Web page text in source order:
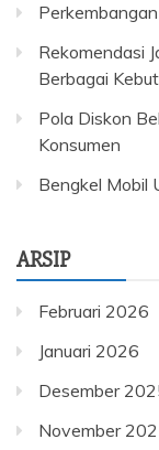
Rekomendasi
Berbagai
Pola Diskon
Konsumen
Bengkel Mobil
ARSIP
Februari 2026
Januari 2026
Desember
November